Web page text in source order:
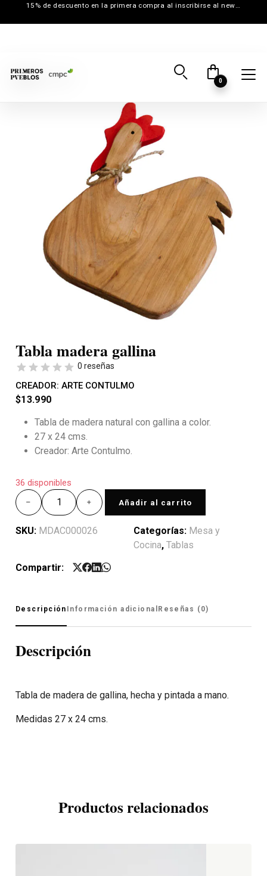
15% de descuento en la primera compra al inscribirse al newsletter
0
Tabla madera gallina
0 reseñas
CREADOR: ARTE CONTULMO
$13.990
Tabla de madera natural con gallina a color.
27 x 24 cms.
Creador: Arte Contulmo.
36 disponibles
Añadir al carrito
SKU: MDAC000026 Categorías: Mesa y
Cocina, Tablas
Compartir:
Descripción Información adicional Reseñas (0)
Descripción
Tabla de madera de gallina, hecha y pintada a mano.
Medidas 27 x 24 cms.
Productos relacionados